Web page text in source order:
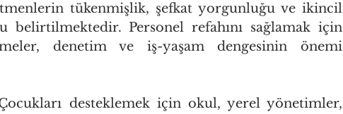
tükenmişlik, şefkat yorgunluğu ve ikincil
belirtilmektedir. Personel refahını sağlamak için
denetim ve iş-yaşam dengesinin önemi
desteklemek için okul, yerel yönetimler,